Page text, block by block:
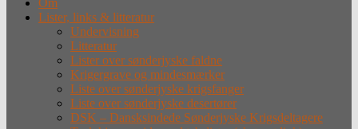
Lister, links & litteratur
Undervisning
Litteratur
Lister over sønderjyske faldne
Krigergrave og mindesmærker
Liste over sønderjyske krigsfanger
Liste over sønderjyske desertører
DSK – Dansksindede Sønderjyske Krigsdeltagere